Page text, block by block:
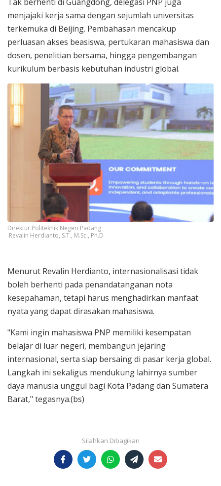
menjajaki kerja sama dengan sejumlah universitas
terkemuka di Beijing. Pembahasan mencakup
perluasan akses beasiswa, pertukaran mahasiswa dan
dosen, penelitian bersama, hingga pengembangan
kurikulum berbasis kebutuhan industri global.
Direktur Politeknik Negeri Padang
Revalin Herdianto, S.T., M.Sc., Ph.D
Menurut Revalin Herdianto, internasionalisasi tidak
boleh berhenti pada penandatanganan nota
kesepahaman, tetapi harus menghadirkan manfaat
nyata yang dapat dirasakan mahasiswa.
"Kami ingin mahasiswa PNP memiliki kesempatan
belajar di luar negeri, membangun jejaring
internasional, serta siap bersaing di pasar kerja global.
Langkah ini sekaligus mendukung lahirnya sumber
daya manusia unggul bagi Kota Padang dan Sumatera
Barat," tegasnya.(bs)